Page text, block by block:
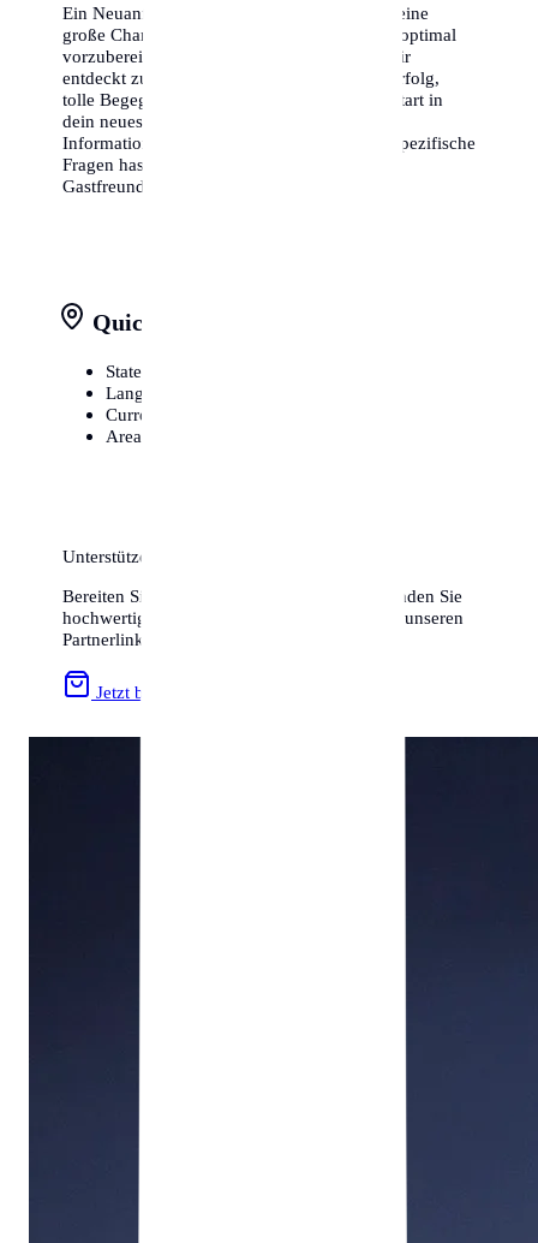
Ein Neuanfang in einer Stadt wie Lübeck ist eine
große Chance. Nutze diesen Guide, um dich optimal
vorzubereiten. Die Stadt wartet darauf, von dir
entdeckt zu werden. Wir wünschen dir viel Erfolg,
tolle Begegnungen und einen fantastischen Start in
dein neues Leben. Zögere nicht, lokale
Informationszentren aufzusuchen, wenn du spezifische
Fragen hast – Lübeck ist bekannt für seine
Gastfreundschaft.
Quick Facts at a Glance
State
Language
Currency
Area Code
Unterstützen Sie uns & Sparen Sie!
Bereiten Sie Ihren Umzug optimal vor und finden Sie
hochwertiges Zubehör zum besten Preis über unseren
Partnerlink:
Jetzt bei Amazon stöbern »